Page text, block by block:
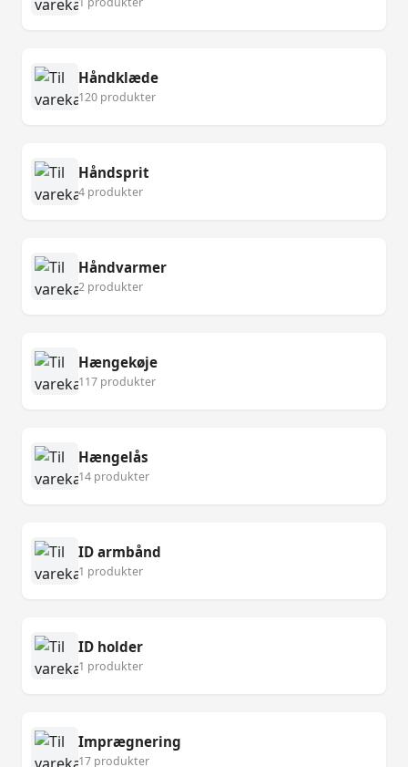
Håndklæde
120 produkter
Håndsprit
4 produkter
Håndvarmer
2 produkter
Hængekøje
117 produkter
Hængelås
14 produkter
ID armbånd
1 produkter
ID holder
1 produkter
Imprægnering
17 produkter